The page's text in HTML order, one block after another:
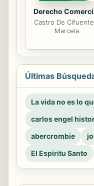
Derecho
Castro De
Marcela
Últimas
La vida no es lo
carlos engel
abercrombie
El Espiritu Santo